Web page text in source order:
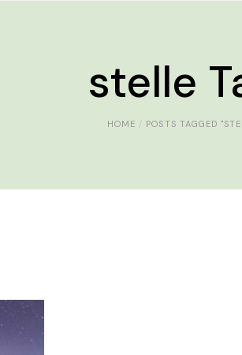
stelle
HOME POSTS TAGGED